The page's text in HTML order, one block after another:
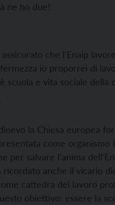
ne ho due!
che l'Enaip
io proporrei di
scuola e vita sociale della
la Chiesa europea
come organismo
per salvare l'anima
ricordato anche il vicario
cattedra del lavoro
obiettivo: essere la